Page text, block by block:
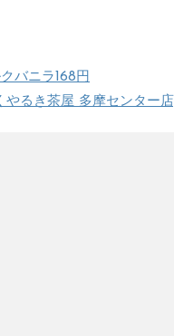
バニラ168円
るき茶屋 多摩センター店]